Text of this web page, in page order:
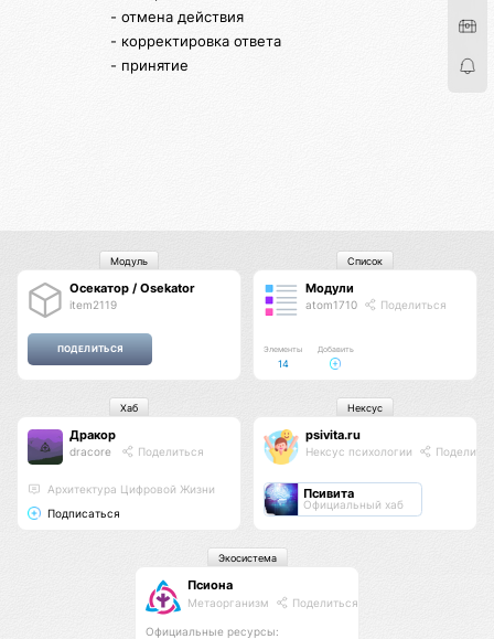
- отмена действия
- корректировка ответа
- принятие
Осекатор / Osekator
item2119
Модуль
Модули
atom1710 Поделиться
Элементы
14
Добавить
Список
Дракор
dracore Поделиться
Архитектура Цифровой Жизни
Подписаться
Хаб
psivita.ru
Нексус психологии
Псивита
Официальный хаб
Нексус
Псиона
Метаорганизм Поделиться
Официальные ресурсы:
Экосистема